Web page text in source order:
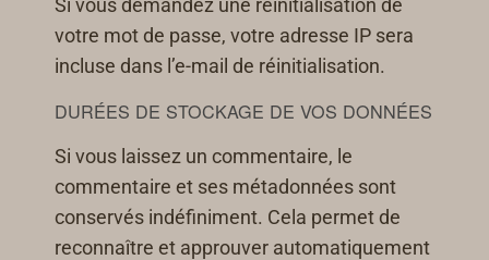
votre mot de passe, votre adresse IP sera
incluse dans l’e-mail de réinitialisation.
DURÉES DE STOCKAGE DE VOS DONNÉES
Si vous laissez un commentaire, le
commentaire et ses métadonnées sont
conservés indéfiniment. Cela permet de
reconnaître et approuver automatiquement